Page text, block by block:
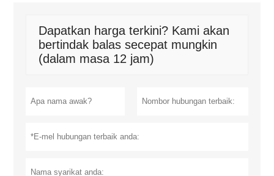
Dapatkan harga terkini? Kami akan
bertindak balas secepat mungkin
(dalam masa 12 jam)